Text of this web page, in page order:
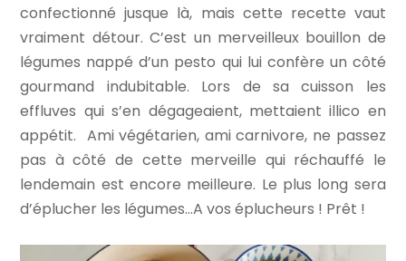
confectionné jusque là, mais cette recette vaut
vraiment détour. C’est un merveilleux bouillon de
légumes nappé d’un pesto qui lui confère un côté
gourmand indubitable. Lors de sa cuisson les
effluves qui s’en dégageaient, mettaient illico en
appétit. Ami végétarien, ami carnivore, ne passez
pas à côté de cette merveille qui réchauffé le
lendemain est encore meilleure. Le plus long sera
d’éplucher les légumes…A vos éplucheurs ! Prêt !